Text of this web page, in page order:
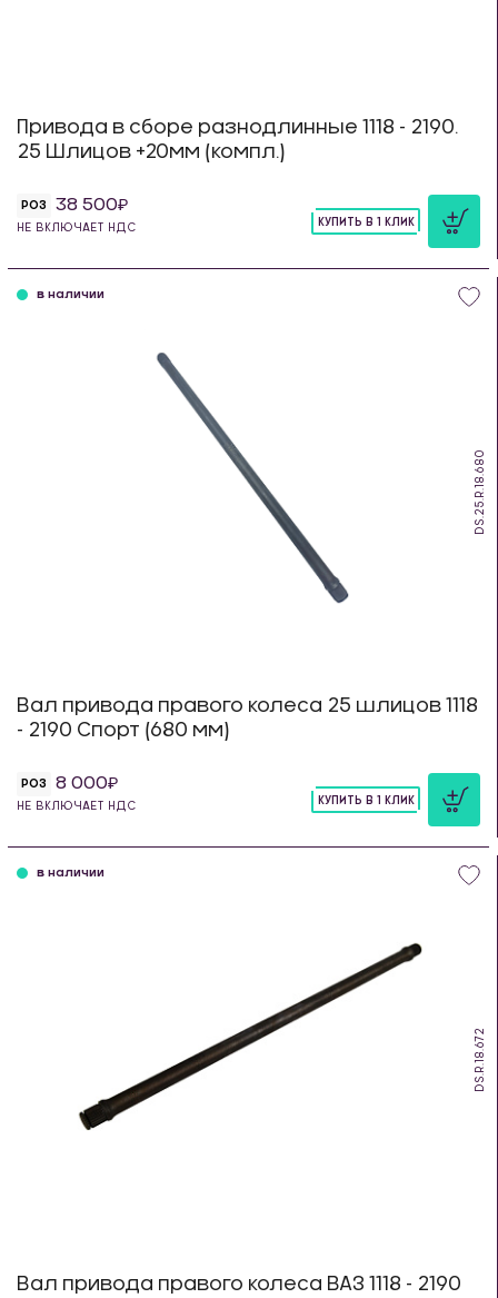
Привода в сборе разнодлинные 1118 - 2190.
25 Шлицов +20мм (компл.)
РОЗ 38 500
НЕ ВКЛЮЧАЕТ НДС
КУПИТЬ В 1 КЛИК
DS.25.R.18.680
в наличии
Вал привода правого колеса 25 шлицов 1118
- 2190 Спорт (680 мм)
РОЗ 8 000
НЕ ВКЛЮЧАЕТ НДС
КУПИТЬ В 1 КЛИК
DS.R.18.672
в наличии
Вал привода правого колеса ВАЗ 1118 - 2190